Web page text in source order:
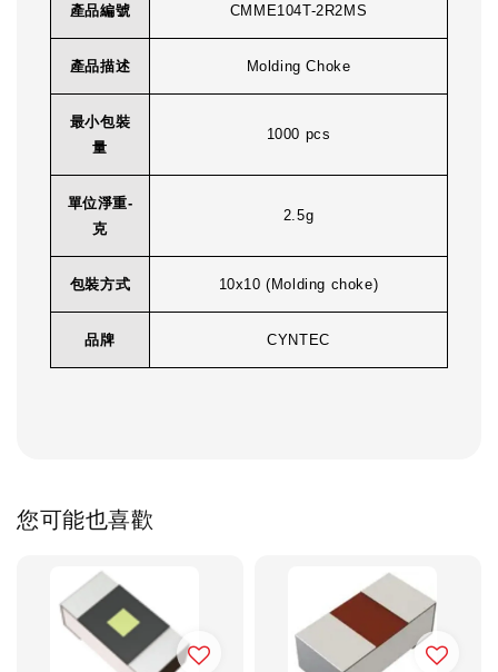
產品編號 CMME104T-2R2MS
產品描述 Molding Choke
最小包裝
量
1000 pcs
單位淨重-
克
2.5g
包裝方式 10x10 (Molding choke)
品牌 CYNTEC
您可能也喜歡